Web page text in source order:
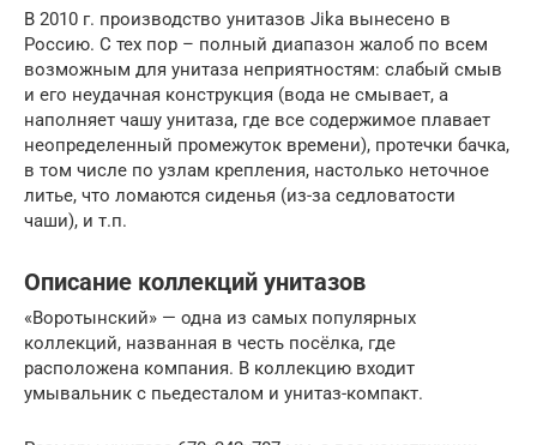
В 2010 г. производство унитазов Jika вынесено в
Россию. С тех пор – полный диапазон жалоб по всем
возможным для унитаза неприятностям: слабый смыв
и его неудачная конструкция (вода не смывает, а
наполняет чашу унитаза, где все содержимое плавает
неопределенный промежуток времени), протечки бачка,
в том числе по узлам крепления, настолько неточное
литье, что ломаются сиденья (из-за седловатости
чаши), и т.п.
Описание коллекций унитазов
«Воротынский» — одна из самых популярных
коллекций, названная в честь посёлка, где
расположена компания. В коллекцию входит
умывальник с пьедесталом и унитаз-компакт.